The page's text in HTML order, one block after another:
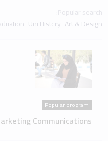
Art & Design
Uni History
Popular program
Communications